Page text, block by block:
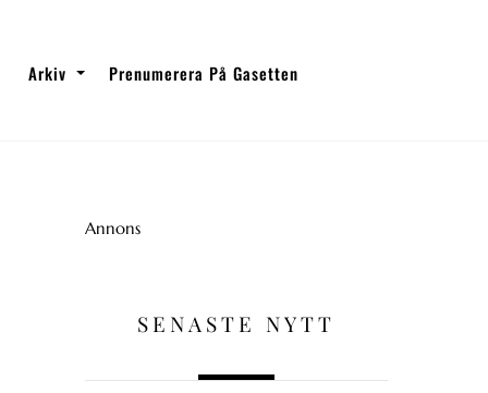
Arkiv Prenumerera På Gasetten
Annons
SENASTE NYTT